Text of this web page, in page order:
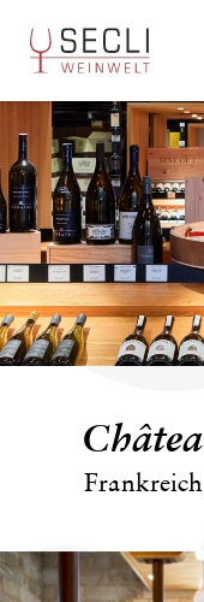
WEINE
& MEHR
ÜBER UNS